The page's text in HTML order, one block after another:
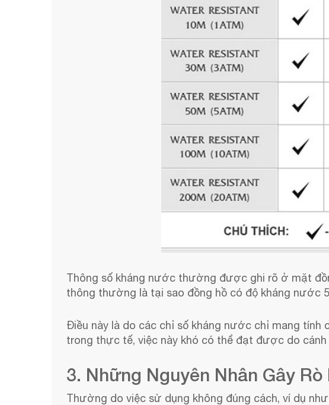
Thông số kháng nước thường được ghi rõ ở mặt
thông thường là tại sao đồng hồ có độ kháng nước
Điều này là do các chỉ số kháng nước chỉ mang tính
trong thực tế, việc này khó có thể đạt được do
3. Những Nguyên Nhân Gây
Thường do việc sử dụng không đúng cách, ví dụ